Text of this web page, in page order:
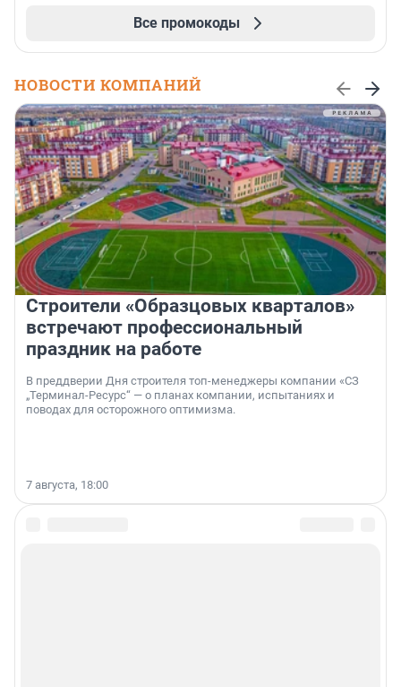
Все промокоды
НОВОСТИ КОМПАНИЙ
Строители «Образцовых кварталов»
встречают профессиональный
праздник на работе
В преддверии Дня строителя топ-менеджеры компании «СЗ
„Терминал-Ресурс“ — о планах компании, испытаниях и
поводах для осторожного оптимизма.
7 августа, 18:00